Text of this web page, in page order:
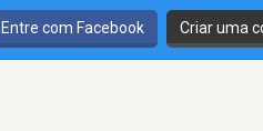
Entre com Facebook Criar uma